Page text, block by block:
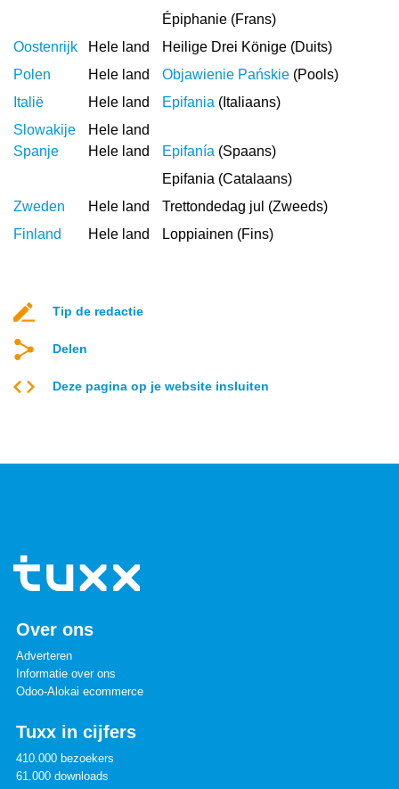
Épiphanie (Frans)
Oostenrijk
Hele land
Heilige Drei Könige (Duits)
Polen
Hele land Objawienie Pańskie (Pools)
Italië
Hele land Epifania (Italiaans)
Slowakije
Hele land
Spanje
Hele land Epifanía (Spaans)
Epifania (Catalaans)
Zweden
Hele land
Trettondedag jul (Zweeds)
Finland
Hele land Loppiainen (Fins)
Tip de redactie
Delen
Deze pagina op je website insluiten
Over ons
Adverteren
Informatie over ons
Odoo-Alokai ecommerce
Tuxx in cijfers
410.000 bezoekers
61.000 downloads